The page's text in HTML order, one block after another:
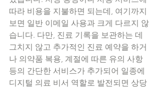
따라 비용을 지불하면 되는데, 여기까지
보면 일반 이메일 사용과 크게 다르지 않
습니다. 다만, 진료 기록을 보관하는 데
그치지 않고 추가적인 진료 예약을 하거
나 의약품 복용, 계절에 따른 유의 사항
등의 간단한 서비스가 추가되어 일종에
디지털 의료 비서 역할로 발전되면 상당